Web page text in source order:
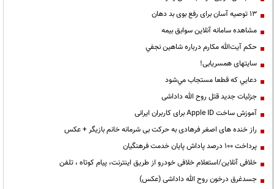
13 توصیه آسان برای رفع بوی بد دهان
مشاهده سامانه آنلاين سوابق بیمه
حكم آيت‌الله مكارم درباره شاهين نجفي
سایتهای همسریابی!
دعايي كه قطعا مستجاب مي‌شود
جزئیات جدید قتل روح الله داداشی
آموزش ساخت Apple ID برای کاربران ایرانی
راز خنده های اصغر فرهادی به حرکت بی شرمانه خانم بازیگر + عکس
پرداخت ۱۰۰ درصد پاداش پایان خدمت فرهنگیان
خلافی آنلاین/استعلام خلافی خودرو از طریق اینترنت، پیام کوتاه ، تلفن
جسدغرق درخون روح الله داداشی (عکس)